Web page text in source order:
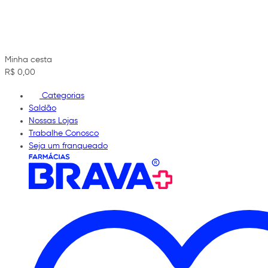
Minha cesta
R$ 0,00
Categorias
Saldão
Nossas Lojas
Trabalhe Conosco
Seja um franqueado